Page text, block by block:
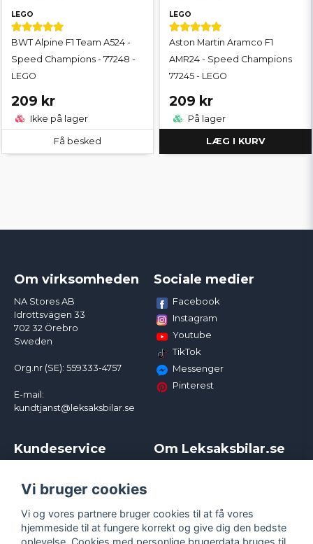
LEGO
BWT Alpine F1 Team A524 -
Speed Champions - 77248 -
LEGO
209 kr
Ikke på lager
Få besked
LEGO
Aston Martin Aramco F1
AMR24 - Speed Champions
77245 - LEGO
209 kr
På lager
LÆG I KURV
Om virksomheden
NA Stores AB
Idrottsvägen 33
702 32 Örebro
Sweden
Org.nr (SE): 559333-4757
E-mail:
kundtjanst@leksaksbilar.se
Sociale medier
Facebook
Instagram
Youtube
TikTok
Messenger
Pinterest
Kundeservice
Kampagner og rabatter
Reklamation
Policy chase cars
Returnera
Om Leksaksbilar.se
Handelsbetingelser
Persondatapolitik
Vi bruger cookies
Vi og vores partnere bruger cookies til at få vores
hjemmeside til at fungere korrekt og give dig den bedste
oplevelse. Cookies med personlige brugerdata bruges til